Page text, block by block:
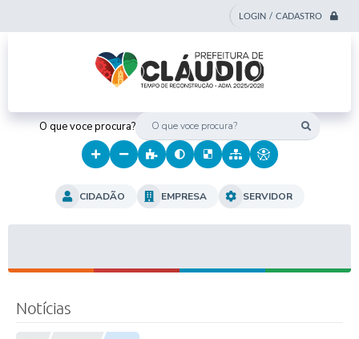
LOGIN / CADASTRO
O que voce procura?
CIDADÃO EMPRESA SERVIDOR
Notícias